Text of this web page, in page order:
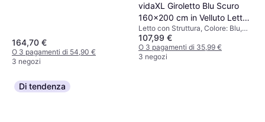
164,70 €
O 3 pagamenti di 54,90 €
3 negozi
vidaXL Giroletto Blu Scuro
160x200 cm in Velluto Letto
con Struttura
Letto con Struttura, Colore: Blu,
Riempimento: Schiuma, Materiale:
Velluto, Poliestere
107,99 €
O 3 pagamenti di 35,99 €
3 negozi
Di tendenza